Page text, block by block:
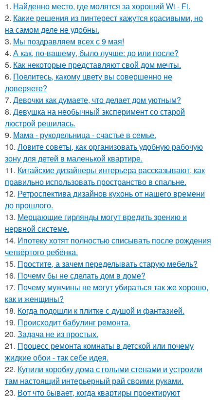
1. Найденно место, где молятся за хороший Wi - Fi.
2. Какие решения из пинтерест кажутся красивыми, но
на самом деле не удобны.
3. Мы поздравляем всех с 9 мая!
4. А как, по-вашему, было лучше: до или после?
5. Как некоторые представляют свой дом мечты.
6. Поелитесь, какому цвету вы совершенно не
доверяете?
7. Девочки как думаете, что делает дом уютным?
8. Девушка на необычный эксперимент со старой
люстрой решилась.
9. Мама - рукодельница - счастье в семье.
10. Ловите советы, как организовать удобную рабочую
зону для детей в маленькой квартире.
11. Китайские дизайнеры интерьера рассказывают, как
правильно использовать пространство в спальне.
12. Ретроспектива дизайнов кухонь от нашего времени
до прошлого.
13. Мерцающие гирлянды могут вредить зрению и
нервной системе.
14. Ипотеку хотят полностью списывать после рождения
четвёртого ребёнка.
15. Простите, а зачем переделывать старую мебель?
16. Почему бы не сделать дом в доме?
17. Почему мужчины не могут убираться так же хорошо,
как и женщины?
18. Когда подошли к плитке с душой и фантазией.
19. Происходит бабулинг ремонта.
20. Задача не из простых.
21. Процесс ремонта комнаты в детской или почему
жидкие обои - так себе идея.
22. Купили коробку дома с голыми стенами и устроили
там настоящий интерьерный рай своими руками.
23. Вот что бывает, когда квартиры проектируют